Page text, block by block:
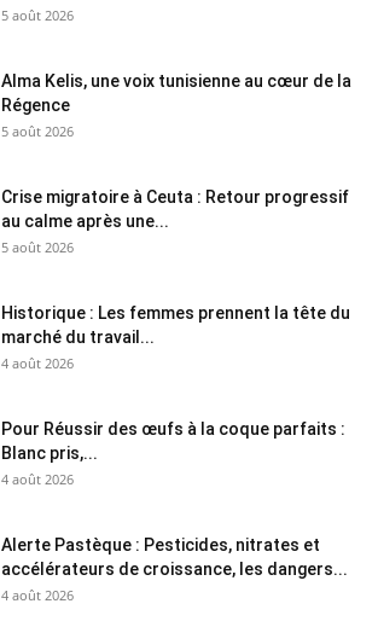
5 août 2026
Alma Kelis, une voix tunisienne au cœur de la
Régence
5 août 2026
Crise migratoire à Ceuta : Retour progressif
au calme après une...
5 août 2026
Historique : Les femmes prennent la tête du
marché du travail...
4 août 2026
Pour Réussir des œufs à la coque parfaits :
Blanc pris,...
4 août 2026
Alerte Pastèque : Pesticides, nitrates et
accélérateurs de croissance, les dangers...
4 août 2026